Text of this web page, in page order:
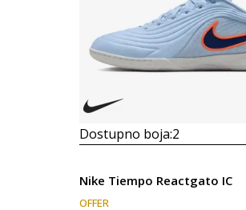
Dostupno boja:2
Nike Tiempo Reactgato IC
OFFER